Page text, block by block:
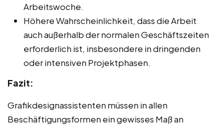
Arbeitswoche.
Höhere Wahrscheinlichkeit, dass die Arbeit
auch außerhalb der normalen Geschäftszeiten
erforderlich ist, insbesondere in dringenden
oder intensiven Projektphasen.
Fazit:
Grafikdesignassistenten müssen in allen
Beschäftigungsformen ein gewisses Maß an